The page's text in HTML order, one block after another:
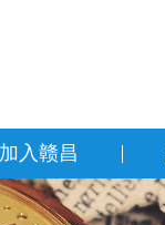
加入赣昌